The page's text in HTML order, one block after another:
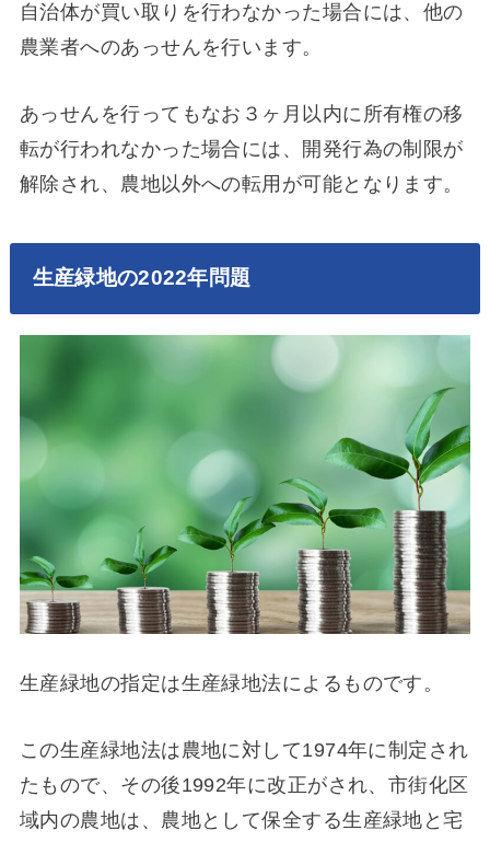
自治体が買い取りを行わなかった場合には、他の
農業者へのあっせんを行います。
あっせんを行ってもなお３ヶ月以内に所有権の移
転が行われなかった場合には、開発行為の制限が
解除され、農地以外への転用が可能となります。
生産緑地の2022年問題
生産緑地の指定は生産緑地法によるものです。
この生産緑地法は農地に対して1974年に制定され
たもので、その後1992年に改正がされ、市街化区
域内の農地は、農地として保全する生産緑地と宅